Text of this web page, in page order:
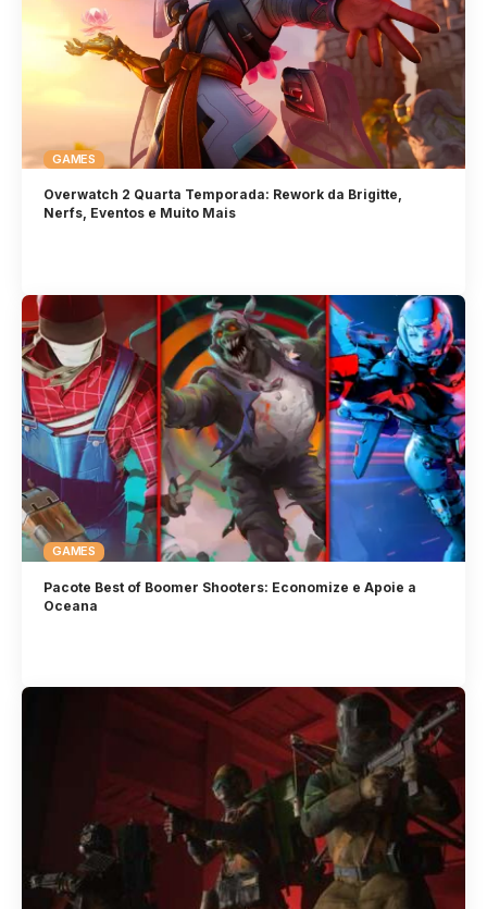
GAMES
Overwatch 2 Quarta Temporada: Rework da Brigitte,
Nerfs, Eventos e Muito Mais
GAMES
Pacote Best of Boomer Shooters: Economize e Apoie a
Oceana